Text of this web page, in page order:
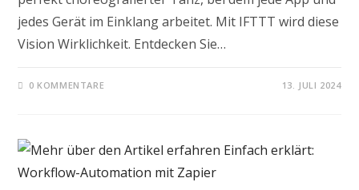
jedes Gerät im Einklang arbeitet. Mit IFTTT wird diese
Vision Wirklichkeit. Entdecken Sie…
0 KOMMENTARE 13. JULI 2024